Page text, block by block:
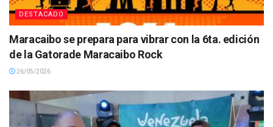
DESTACADO
Maracaibo se prepara para vibrar con la 6ta. edición
de la Gatorade Maracaibo Rock
26/05/2026